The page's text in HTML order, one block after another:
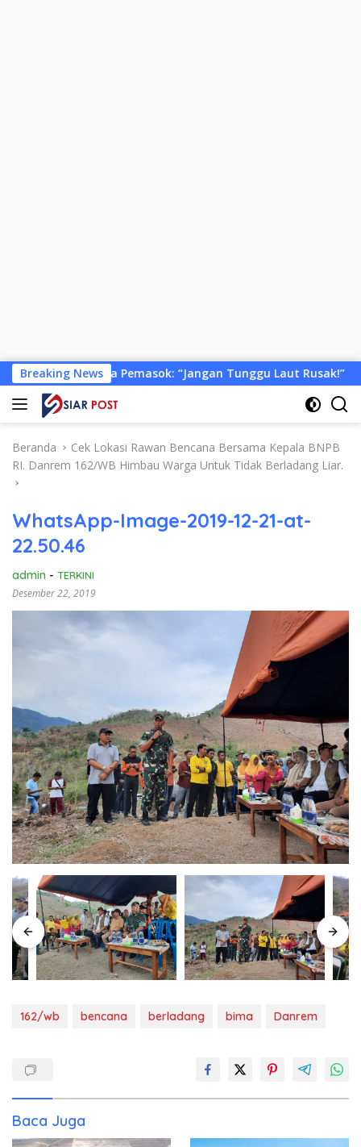
Langsung
ke
konten
Breaking News
Pemasok: “Jangan Tunggu Laut Rusak!”
Beranda
Cek Lokasi Rawan Bencana Bersama Kepala BNPB
RI. Danrem 162/WB Himbau Warga Untuk Tidak Berladang Liar.
WhatsApp-Image-2019-12-21-at-
22.50.46
admin - TERKINI
Desember 22, 2019
162/wb bencana berladang bima Danrem
Baca Juga